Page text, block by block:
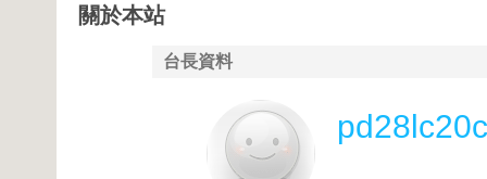
關於本站
台長資料